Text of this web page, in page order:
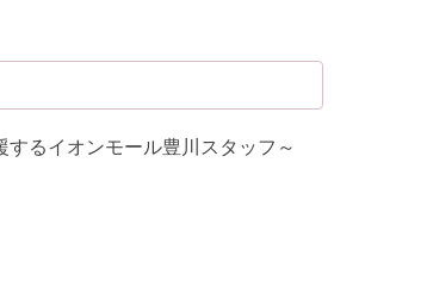
るイオンモール豊川スタッフ～